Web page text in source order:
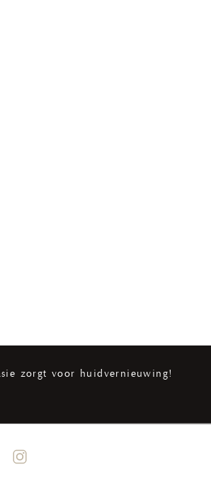
zorgt voor huidvernieuwing!